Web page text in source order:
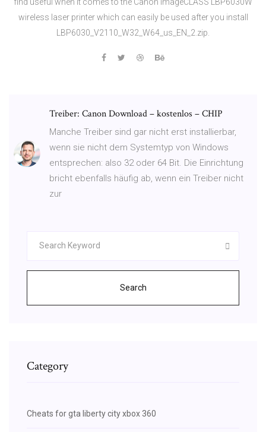
wireless laser printer which can easily be used after you install
LBP6030_V2110_W32_W64_us_EN_2.zip.
Treiber: Canon Download – kostenlos – CHIP
Manche Treiber sind gar nicht erst installierbar,
wenn sie nicht dem Systemtyp von Windows
entsprechen: also 32 oder 64 Bit. Die Einrichtung
bricht ebenfalls häufig ab, wenn ein Treiber nicht
zur
Search
Category
Cheats for gta liberty city xbox 360